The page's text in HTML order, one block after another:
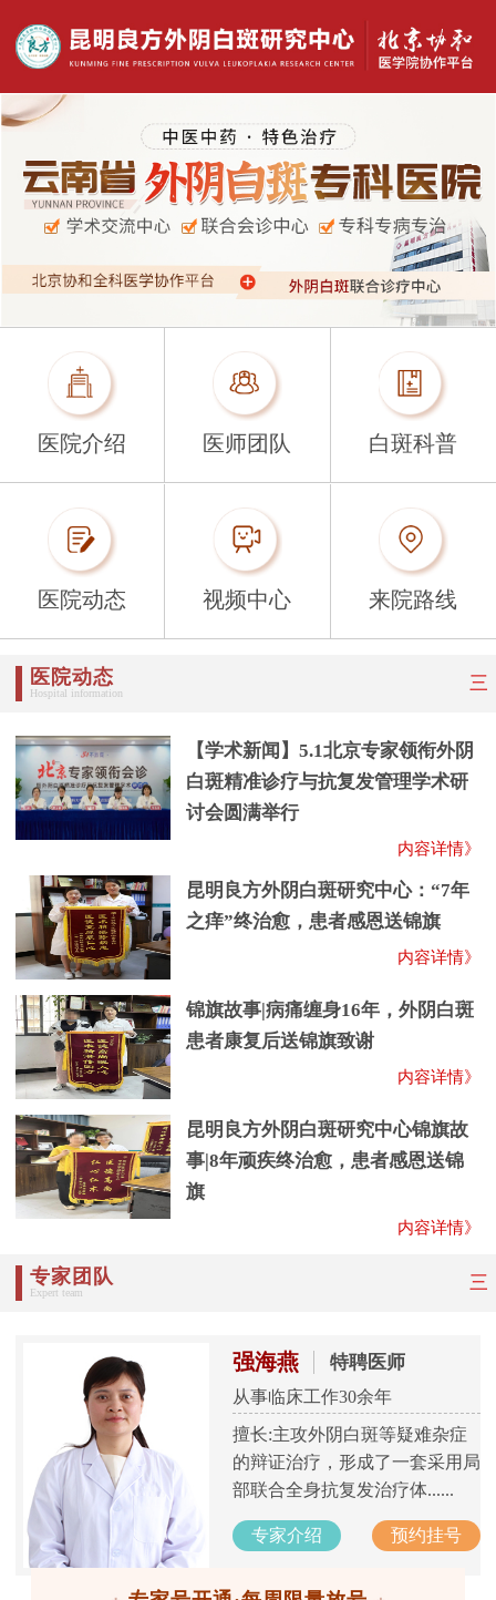
医院介绍 医师团队 白斑科普
医院动态 视频中心 来院路线
医院动态
Hospital information
三
【学术新闻】5.1北京专家领衔外阴
白斑精准诊疗与抗复发管理学术研
讨会圆满举行
内容详情》
昆明良方外阴白斑研究中心：“7年
之痒”终治愈，患者感恩送锦旗
内容详情》
锦旗故事|病痛缠身16年，外阴白斑
患者康复后送锦旗致谢
内容详情》
昆明良方外阴白斑研究中心锦旗故
事|8年顽疾终治愈，患者感恩送锦
旗
内容详情》
专家团队
Expert team
三
强海燕 特聘医师
从事临床工作30余年
擅长:主攻外阴白斑等疑难杂症
的辩证治疗，形成了一套采用局
部联合全身抗复发治疗体......
专家介绍 预约挂号